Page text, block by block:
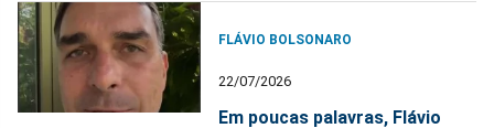
FLÁVIO BOLSONARO
22/07/2026
Em poucas palavras, Flávio